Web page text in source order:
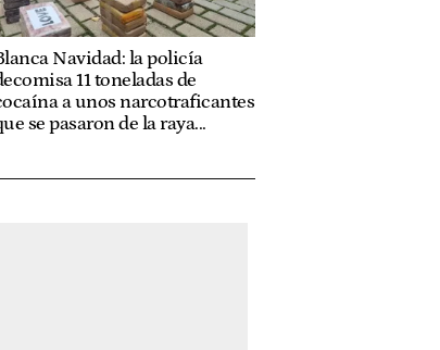
Navidad: la policía
11 toneladas de
a unos narcotraficantes
se pasaron de la raya...